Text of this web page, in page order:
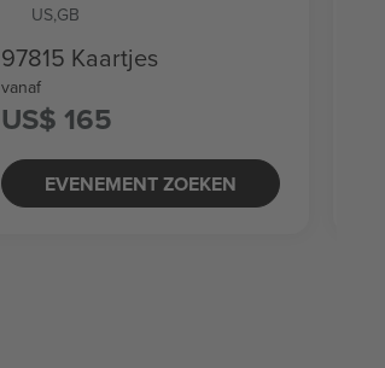
US,GB
97815 Kaartjes
vanaf
US$ 165
EVENEMENT ZOEKEN